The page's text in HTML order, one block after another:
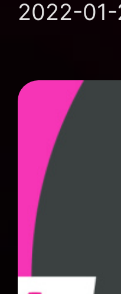
2022-